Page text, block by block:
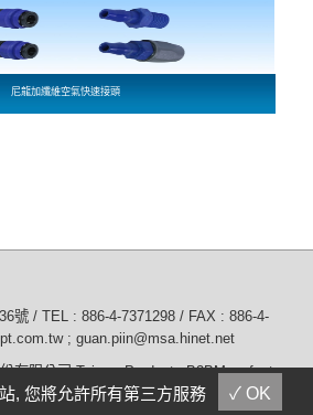
尼龍加纖維空氣快速接頭
號 / TEL : 886-4-7371298 / FAX : 886-4-
; guan.piin@msa.hinet.net
有限公司Taiwan Products,B2BManufactures,
位訪客
, 您將允許所有第三方服務 ✓ OK